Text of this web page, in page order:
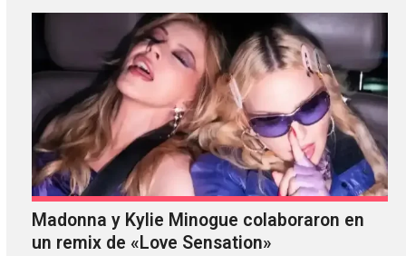
Madonna y Kylie Minogue colaboraron en
un remix de «Love Sensation»